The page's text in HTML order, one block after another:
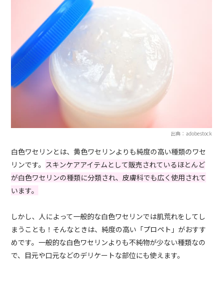
出典：adobestock
白色ワセリンとは、黄色ワセリンよりも純度の高い種類のワセ
リンです。 スキンケアアイテムとして販売されているほとんど
が白色ワセリンの種類に分類され、皮膚科でも広く使用されて
います。
しかし、人によって一般的な白色ワセリンでは肌荒れをしてし
まうことも！そんなときは、純度の高い「プロペト」がおすす
めです。一般的な白色ワセリンよりも不純物が少ない種類なの
で、目元や口元などのデリケートな部位にも使えます。